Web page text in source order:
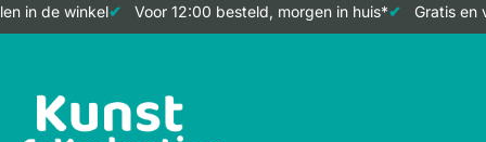
in de winkel Voor 12:00 besteld, morgen in huis* Gratis en